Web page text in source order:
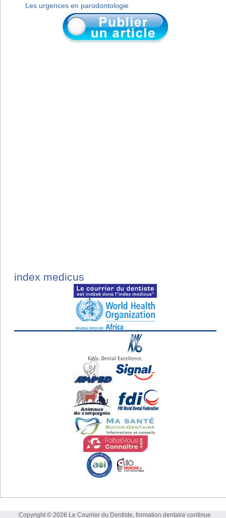
Les urgences en parodontologie
index medicus
Copyright © 2026 Le Courrier du Dentiste, formation dentaire continue